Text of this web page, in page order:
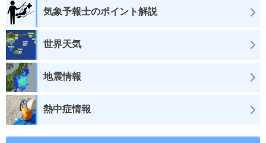
気象予報士のポイント解説
世界天気
地震情報
熱中症情報